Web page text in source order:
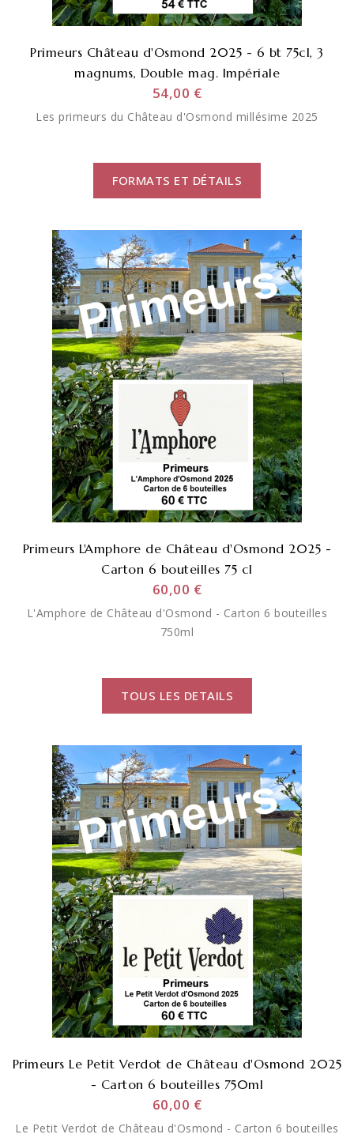
Primeurs Château d'Osmond 2025 - 6 bt 75cl, 3
magnums, Double mag. Impériale
54,00 €
Les primeurs du Château d'Osmond millésime 2025
FORMATS ET DÉTAILS
Primeurs L'Amphore de Château d'Osmond 2025 -
Carton 6 bouteilles 75 cl
60,00 €
L'Amphore de Château d'Osmond - Carton 6 bouteilles
750ml
TOUS LES DETAILS
Primeurs Le Petit Verdot de Château d'Osmond 2025
- Carton 6 bouteilles 750ml
60,00 €
Le Petit Verdot de Château d'Osmond - Carton 6 bouteilles